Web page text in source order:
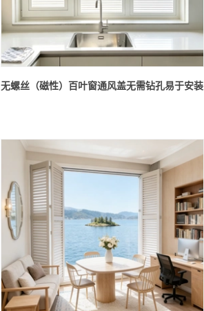
无螺丝（磁性）百叶窗通风盖无需钻孔易于安装